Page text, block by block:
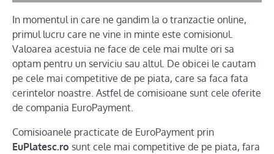
In momentul in care ne gandim la o tranzactie online,
primul lucru care ne vine in minte este comisionul.
Valoarea acestuia ne face de cele mai multe ori sa
optam pentru un serviciu sau altul. De obicei le cautam
pe cele mai competitive de pe piata, care sa faca fata
cerintelor noastre. Astfel de comisioane sunt cele oferite
de compania EuroPayment.
Comisioanele practicate de EuroPayment prin
EuPlatesc.ro sunt cele mai competitive de pe piata, fara